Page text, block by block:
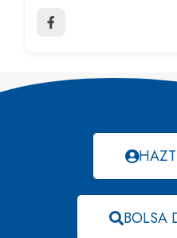
BOLSA